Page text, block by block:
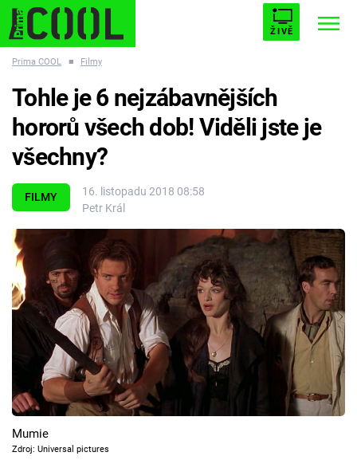
ŽIVĚ
ESCAPE PLNEJ KOTEL AVENGERS 5
Témata
Filmy
Seriály
Hry
Cool Esport
Pořady
TV Program
Prima COOL ■ Filmy
FILMY
16. listopadu 2018 08:58
Petr Král
Tohle je 6 nejzábavnějších
hororů všech dob! Viděli jste je
všechny?
Mumie
Zdroj: Universal pictures